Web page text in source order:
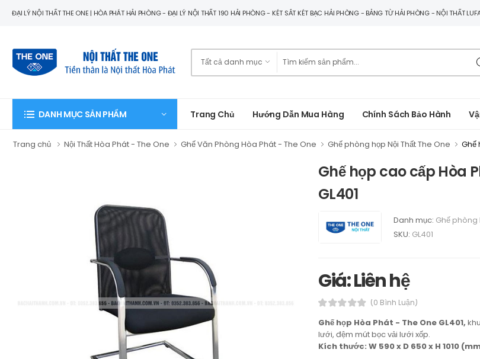
ĐẠI LÝ NỘI THẤT THE ONE | HÒA PHÁT HẢI PHÒNG - ĐẠI LÝ NỘI THẤT 190 HẢI PHÒNG - KÉT SẮT KÉT BẠC HẢI PHÒNG - BẢNG TỪ HẢI PHÒNG - NỘI THẤT
DANH MỤC SẢN PHẨM Trang Chủ Hướng Dẫn Mua Hàng Chính Sách Bảo Hành
Trang chủ Nội Thất Hòa Phát - The One Ghế Văn Phòng Hòa Phát - The One Ghế phòng họp Nội Thất The One Ghế
Ghế họp cao cấp Hòa
GL401
Danh mục: Ghế phòng
SKU: GL401
Giá: Liên hệ
(0 Bình Luận)
Ghế họp Hòa Phát - The One GL401,
lưới, đệm mút bọc vải lưới xốp.
Kích thước: W 590 x D 650 x H 1010